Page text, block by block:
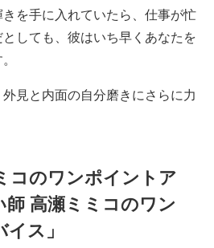
を手に入れていたら、仕事が忙
しても、彼はいち早くあなたを
見と内面の自分磨きにさらに力
コのワンポイントア
師 高瀬ミミコのワン
ス」